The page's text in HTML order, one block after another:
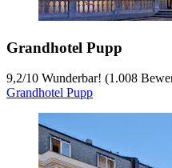
Grandhotel Pupp
9,2/10 Wunderbar! (1.008
Grandhotel Pupp